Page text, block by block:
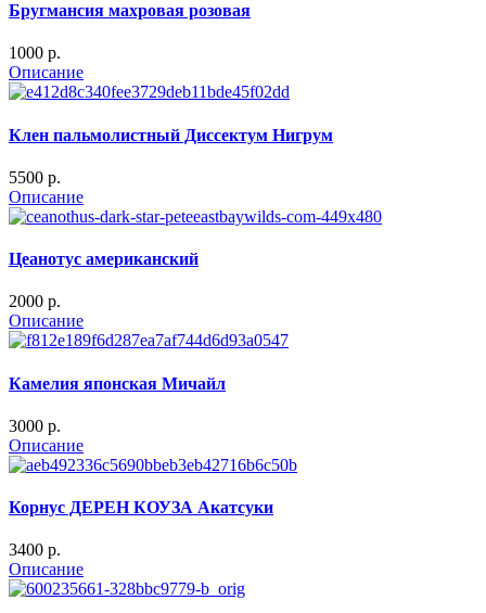
Бругмансия махровая розовая
1000 p.
Описание
Клен пальмолистный Диссектум Нигрум
5500 p.
Описание
Цеанотус американский
2000 p.
Описание
Камелия японская Мичайл
3000 p.
Описание
Корнус ДЕРЕН КОУЗА Акатсуки
3400 p.
Описание